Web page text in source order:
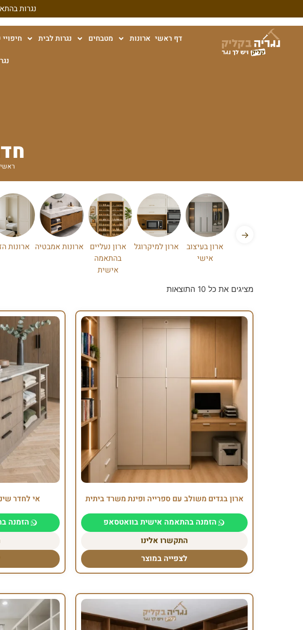
נגרות
דף ראשי ארונות מטבחים נגרות לבית
ראשי
ארון בעיצוב
אישי
ארון למיקרוגל
ארון נעליים
בהתאמה
אישית
ארונות אמבטיה ארונות
→
מציגים את כל ⁦10⁩ התוצאות
ארון בגדים משולב עם ספרייה ופינת משרד ביתית
הזמנה בהתאמה אישית בוואטסאפ
התקשרו אלינו
לצפייה במוצר
אי לחדר
הזמנה